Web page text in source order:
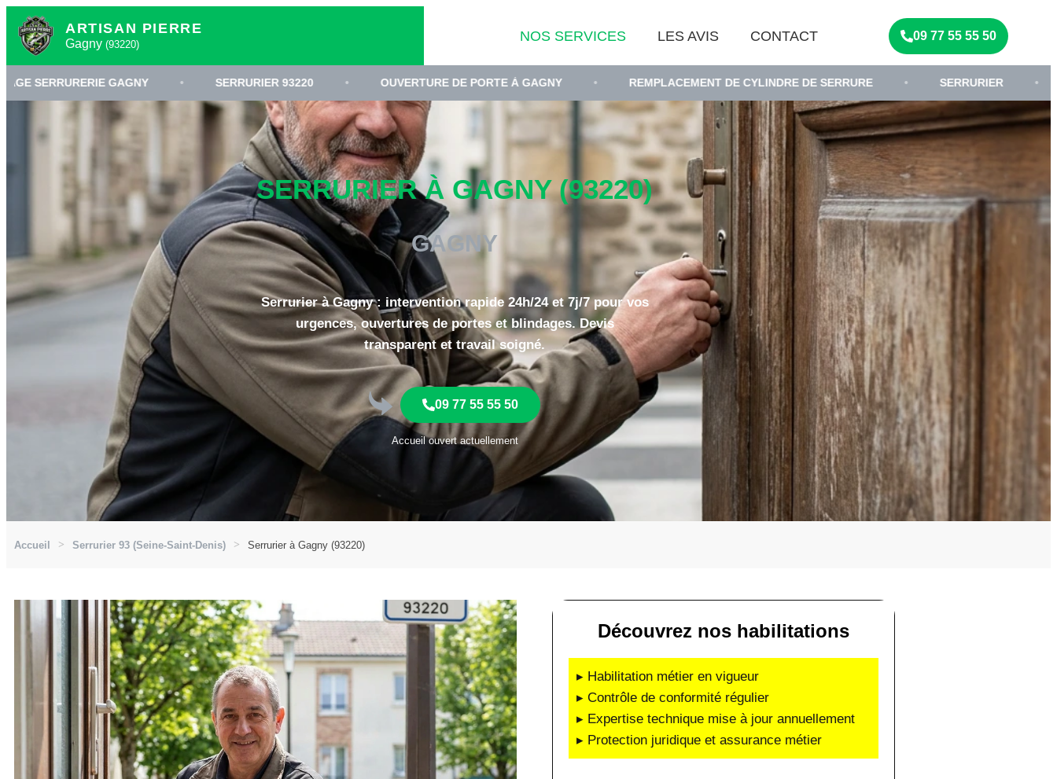
ARTISAN PIERRE
Gagny (93220)
NOS SERVICES LES AVIS CONTACT 09 77 55 55 50
GAGNY • SERRURIER 93220 • OUVERTURE DE PORTE À GAGNY • REMPLACEMENT DE CYLINDRE DE SERRURE • SERRURIER •
SERRURIER À GAGNY (93220)
GAGNY
Serrurier à Gagny : intervention rapide 24h/24 et 7j/7 pour vos
urgences, ouvertures de portes et blindages. Devis
transparent et travail soigné.
09 77 55 55 50
Accueil ouvert actuellement
Accueil Serrurier 93 (Seine-Saint-Denis) Serrurier à Gagny (93220)
Découvrez nos habilitations
▸ Habilitation métier en vigueur
▸ Contrôle de conformité régulier
▸ Expertise technique mise à jour annuellement
▸ Protection juridique et assurance métier